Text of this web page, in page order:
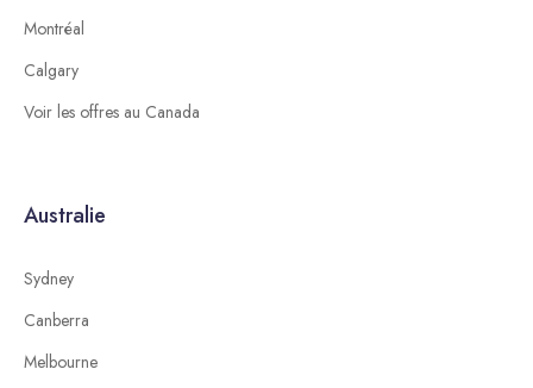
Montréal
Calgary
Voir les offres au Canada
Australie
Sydney
Canberra
Melbourne